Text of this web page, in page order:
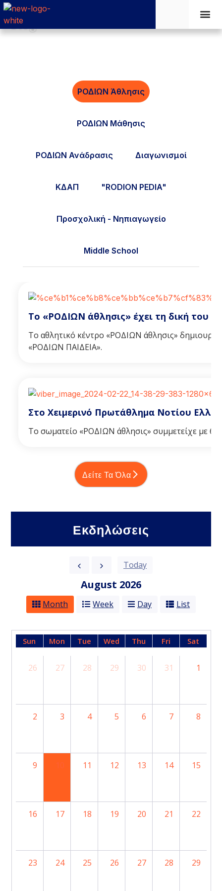
Blog
ΡΟΔΙΩΝ Άθλησις
ΡΟΔΙΩΝ Μάθησις
ΡΟΔΙΩΝ Ανάδρασις Διαγωνισμοί
ΚΔΑΠ "RODION PEDIA"
Προσχολική - Νηπιαγωγείο
Middle School
Το «ΡΟΔΙΩΝ άθλησις» έχει τη δική του
Το αθλητικό κέντρο «ΡΟΔΙΩΝ άθλησις»
«ΡOΔΙΩΝ ΠΑΙΔΕΙΑ».
Στο Χειμερινό Πρωτάθλημα Νοτίου
Το σωματείο «ΡΟΔΙΩΝ άθλησις» συμμετείχε με 6
Δείτε Τα Όλα
Εκδηλώσεις
Today
August 2026
Month Week Day List
Sun Mon Tue Wed Thu Fri Sat
26 27 28 29 30 31 1
2 3 4 5 6 7 8
9 10 11 12 13 14 15
16 17 18 19 20 21 22
23 24 25 26 27 28 29